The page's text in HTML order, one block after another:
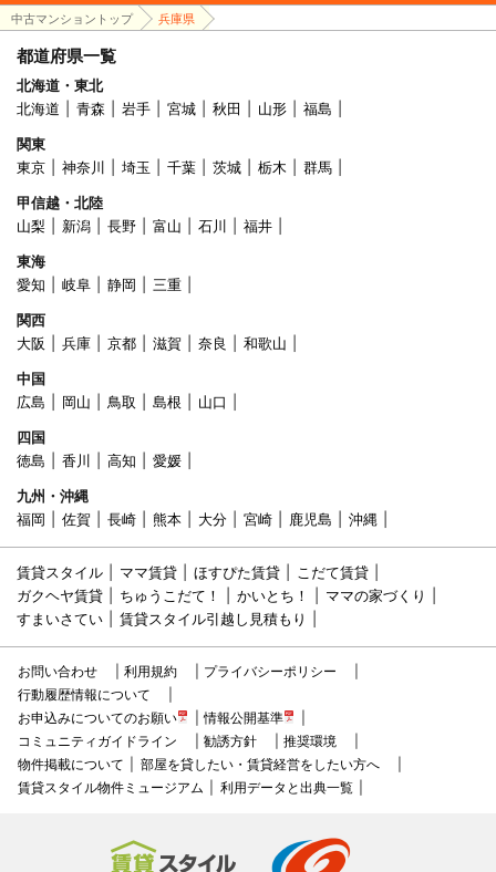
中古マンショントップ 兵庫県
都道府県一覧
北海道・東北
北海道
青森 岩手 宮城 秋田 山形
福島
関東
東京
神奈川 埼玉 千葉 茨城 栃木
群馬
甲信越・北陸
山梨
新潟 長野 富山 石川
福井
東海
愛知
岐阜 静岡
三重
関西
大阪
兵庫 京都 滋賀 奈良
和歌山
中国
広島
岡山 鳥取 島根
山口
四国
徳島
香川 高知
愛媛
九州・沖縄
福岡
佐賀 長崎 熊本 大分 宮崎 鹿児島 沖縄
賃貸スタイル ママ賃貸 ほすぴた賃貸
こだて賃貸
ガクヘヤ賃貸
ちゅうこだて！ かいとち！
ママの家づくり
すまいさてい
賃貸スタイル引越し見積もり
お問い合わせ 利用規約
プライバシーポリシー
行動履歴情報について
お申込みについてのお願い
情報公開基準
コミュニティガイドライン
勧誘方針
推奨環境
物件掲載について
部屋を貸したい・賃貸経営をしたい方へ
賃貸スタイル物件ミュージアム
利用データと出典一覧